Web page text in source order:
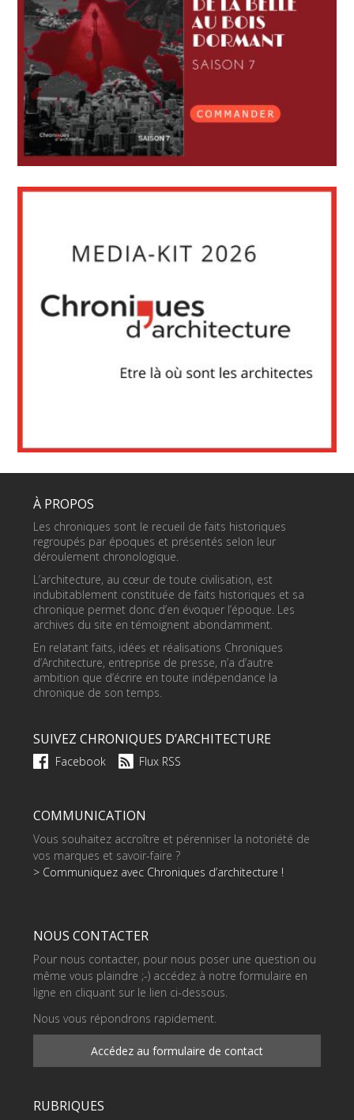
À PROPOS
Les chroniques sont le recueil de faits historiques
regroupés par époques et présentés selon leur
déroulement chronologique.
L’architecture, au cœur de toute civilisation, est
indubitablement constituée de faits historiques et sa
chronique permet donc d’en évoquer l’époque. Les
archives du site en témoignent abondamment.
En relatant faits, idées et réalisations Chroniques
d’Architecture, entreprise de presse, n’a d’autre
ambition que d’écrire en toute indépendance la
chronique de son temps.
SUIVEZ CHRONIQUES D’ARCHITECTURE
Facebook Flux RSS
COMMUNICATION
Vous souhaitez accroître et pérenniser la notoriété de
vos marques et savoir-faire ?
> Communiquez avec Chroniques d’architecture !
NOUS CONTACTER
Pour nous contacter, pour nous poser une question ou
même vous plaindre ;-) accédez à notre formulaire en
ligne en cliquant sur le lien ci-dessous.
Nous vous répondrons rapidement.
Accédez au formulaire de contact
RUBRIQUES